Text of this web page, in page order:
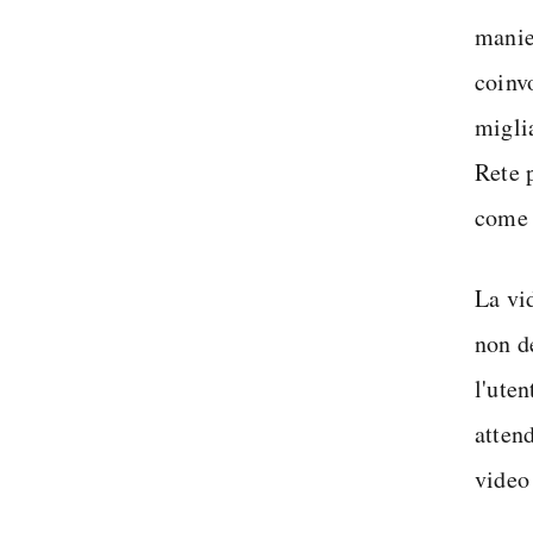
Rete
La
non